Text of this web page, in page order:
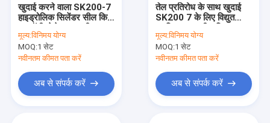
हाइड्रोलिक मोटर सील किट
नियंत्रण वाल्व सील किट
केंद्र संयुक्त सील किट
खुदाई करने वाला SK200-7
हाइड्रोलिक सिलेंडर सील किट
मूल्य:विनिमय योग्य
MOQ:1 सेट
नवीनतम कीमत पता करें
अब से संपर्क करें
तेल प्रतिरोध के साथ खुदाई
SK200 7 के लिए विद्युत
मूल्य:विनिमय योग्य
MOQ:1 सेट
नवीनतम कीमत पता करें
अब से संपर्क करें